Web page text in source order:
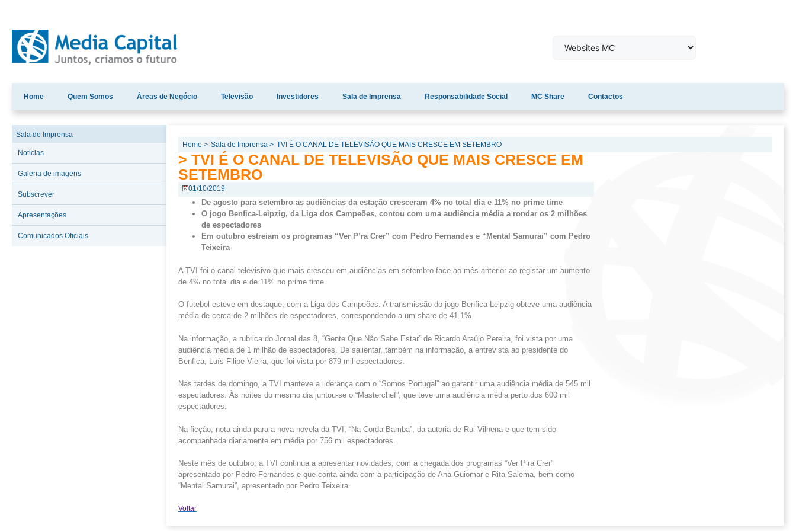
Home Quem Somos Áreas de Negócio Televisão Investidores Sala de Imprensa Responsabilidade Social MC Share Contactos
Sala de Imprensa
Noticias
Galeria de imagens
Subscrever
Apresentações
Comunicados Oficiais
Home > Sala de Imprensa > TVI É O CANAL DE TELEVISÃO QUE MAIS CRESCE EM SETEMBRO
> TVI É O CANAL DE TELEVISÃO QUE MAIS CRESCE EM
SETEMBRO
01/10/2019
De agosto para setembro as audiências da estação cresceram 4% no total dia e 11% no prime time
O jogo Benfica-Leipzig, da Liga dos Campeões, contou com uma audiência média a rondar os 2 milhões
de espectadores
Em outubro estreiam os programas “Ver P’raCrer” com Pedro Fernandes e “Mental Samurai” com Pedro
Teixeira
A TVI foi o canal televisivo que mais cresceu em audiências em setembro face ao mês anterior ao registar um aumento
de 4% no total dia e de 11% no prime time.
O futebol esteve em destaque, com a Liga dos Campeões. A transmissão do jogo Benfica-Leipzig obteve uma audiência
média de cerca de 2 milhões de espectadores, correspondendo a um share de 41.1%.
Na informação, a rubrica do Jornal das 8, “Gente Que Não Sabe Estar” de Ricardo Araújo Pereira, foi vista por uma
audiência média de 1 milhão de espectadores. De salientar, também na informação, a entrevista ao presidente do
Benfica, Luís Filipe Vieira, que foi vista por 879 mil espectadores.
Nas tardes de domingo, a TVI manteve a liderança com o “Somos Portugal” ao garantir uma audiência média de 545 mil
espectadores. Às noites do mesmo dia juntou-se o “Masterchef”, que teve uma audiência média perto dos 600 mil
espectadores.
Na ficção, nota ainda para a nova novela da TVI, “Na Corda Bamba”, da autoria de Rui Vilhena e que tem sido
acompanhada diariamente em média por 756 mil espectadores.
Neste mês de outubro, a TVI continua a apresentar novidades, com a chegada dos programas “Ver P’ra Crer”
apresentado por Pedro Fernandes e que conta ainda com a participação de Ana Guiomar e Rita Salema, bem como
“Mental Samurai”, apresentado por Pedro Teixeira.
Voltar